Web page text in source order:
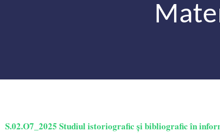
S.02.O7_2025 Studiul istoriografic și bibliografic în